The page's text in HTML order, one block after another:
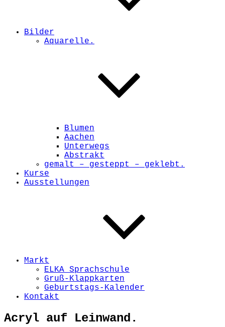
Bilder
Aquarelle.
Blumen
Aachen
Unterwegs
Abstrakt
gemalt – gesteppt – geklebt.
Kurse
Ausstellungen
Markt
ELKA Sprachschule
Gruß-Klappkarten
Geburtstags-Kalender
Kontakt
Acryl auf Leinwand.